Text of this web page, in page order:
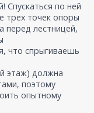
Спускаться по ней
трех точек опоры
перед лестницей,
что спрыгиваешь
этаж) должна
поэтому
опытному